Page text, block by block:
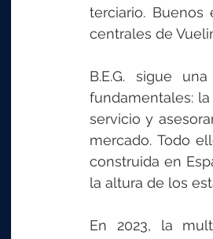
terciario.
centrales de
B.E.G. sigue
fundamentales:
servicio y
mercado. Todo
construida en
la altura de los
En 2023, la